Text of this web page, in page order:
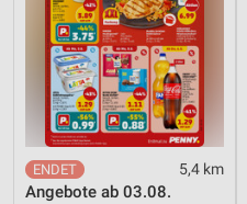
5,4 km
Angebote ab 03.08.